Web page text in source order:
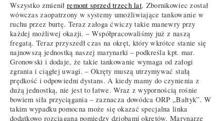
Wszystko zmienił remont sprzed trzech lat. Zbornikowiec został
wówczas zaopatrzony w systemy umożliwiające tankowanie w
ruchu przez burtę. Teraz załoga ćwiczy takie manewry przy
każdej możliwej okazji. – Współpracowaliśmy już z naszą
fregatą. Teraz przyszedł czas na okręt, który wkrótce stanie się
najnowszą jednostką naszej marynarki – podkreśla kpt. mar.
Gronowski i dodaje, że takie tankowanie wymaga od załogi
zgrania i ciągłej uwagi. – Okręty muszą utrzymywać stałą
prędkość i odpowiedni dystans. A kiedy mamy do czynienia z
dużą jednostką, nie jest to łatwe. Wraz z wypornością rośnie
bowiem siła przyciągania – zaznacza dowódca ORP „Bałtyk”. W
takim wypadku pomocna może się okazać specjalna linka
dodatkowo rozciągana pomiędzy dziobami okrętów. Marynarze